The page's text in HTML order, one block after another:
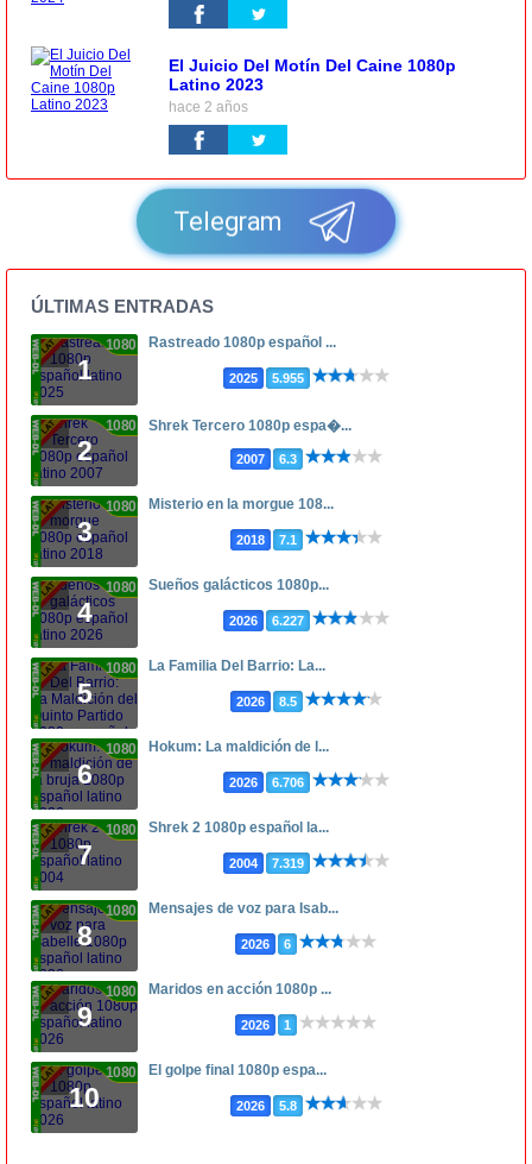
El Juicio Del Motín Del Caine 1080p
Latino 2023
hace 2 años
Telegram
ÚLTIMAS ENTRADAS
1
1080p Rastreado 1080p español ...
2025 5.955
2
1080p Shrek Tercero 1080p espa�...
2007 6.3
3
1080p Misterio en la morgue 108...
2018 7.1
4
1080p Sueños galácticos 1080p...
2026 6.227
5
1080p La Familia Del Barrio: La...
2026 8.5
6
1080p Hokum: La maldición de l...
2026 6.706
7
1080p Shrek 2 1080p español la...
2004 7.319
8
1080p Mensajes de voz para Isab...
2026 6
9
1080p Maridos en acción 1080p ...
2026 1
10
1080p El golpe final 1080p espa...
2026 5.8